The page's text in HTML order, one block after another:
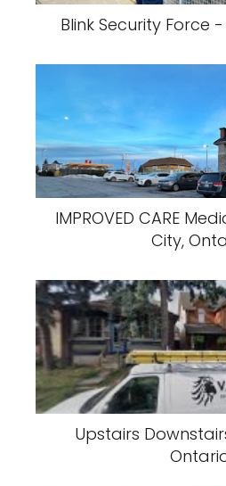
Blink Security Force
IMPROVED CARE
City,
Upstairs